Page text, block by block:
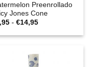
Preenrollado
Jones Cone
- €14,95Rango
precios:
hasta
€14,95